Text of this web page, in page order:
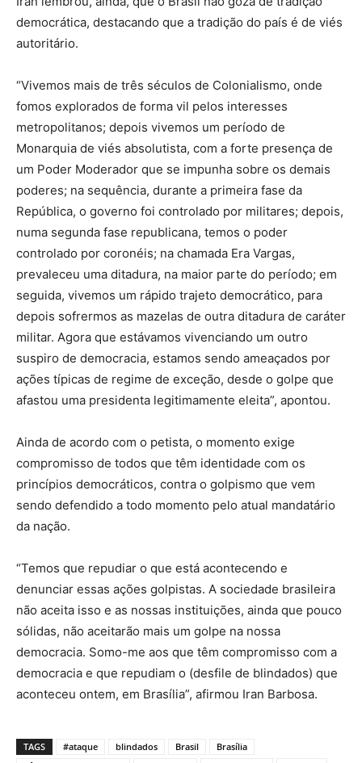
democrática, destacando que a tradição do país é de viés
autoritário.
“Vivemos mais de três séculos de Colonialismo, onde
fomos explorados de forma vil pelos interesses
metropolitanos; depois vivemos um período de
Monarquia de viés absolutista, com a forte presença de
um Poder Moderador que se impunha sobre os demais
poderes; na sequência, durante a primeira fase da
República, o governo foi controlado por militares; depois,
numa segunda fase republicana, temos o poder
controlado por coronéis; na chamada Era Vargas,
prevaleceu uma ditadura, na maior parte do período; em
seguida, vivemos um rápido trajeto democrático, para
depois sofrermos as mazelas de outra ditadura de caráter
militar. Agora que estávamos vivenciando um outro
suspiro de democracia, estamos sendo ameaçados por
ações típicas de regime de exceção, desde o golpe que
afastou uma presidenta legitimamente eleita”, apontou.
Ainda de acordo com o petista, o momento exige
compromisso de todos que têm identidade com os
princípios democráticos, contra o golpismo que vem
sendo defendido a todo momento pelo atual mandatário
da nação.
“Temos que repudiar o que está acontecendo e
denunciar essas ações golpistas. A sociedade brasileira
não aceita isso e as nossas instituições, ainda que pouco
sólidas, não aceitarão mais um golpe na nossa
democracia. Somo-me aos que têm compromisso com a
democracia e que repudiam o (desfile de blindados) que
aconteceu ontem, em Brasília”, afirmou Iran Barbosa.
TAGS #ataque blindados Brasil
Brasília